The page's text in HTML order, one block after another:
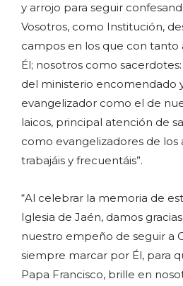
y arrojo para seguir
Vosotros, como Institución,
campos en los que con tanto
Él; nosotros como
del ministerio encomendado
evangelizador como el de
laicos, principal atención de
como evangelizadores de
trabajáis y frecuentáis”.
“Al celebrar la memoria de
Iglesia de Jaén, damos
nuestro empeño de seguir a
siempre marcar por Él, para
Papa Francisco, brille en